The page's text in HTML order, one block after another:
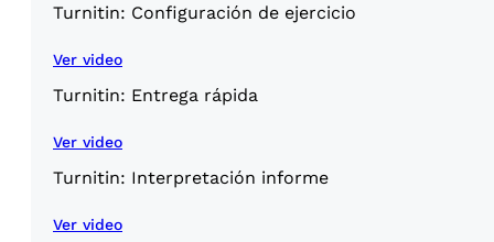
Turnitin: Configuración de ejercicio
Ver video
Turnitin: Entrega rápida
Ver video
Turnitin: Interpretación informe
Ver video